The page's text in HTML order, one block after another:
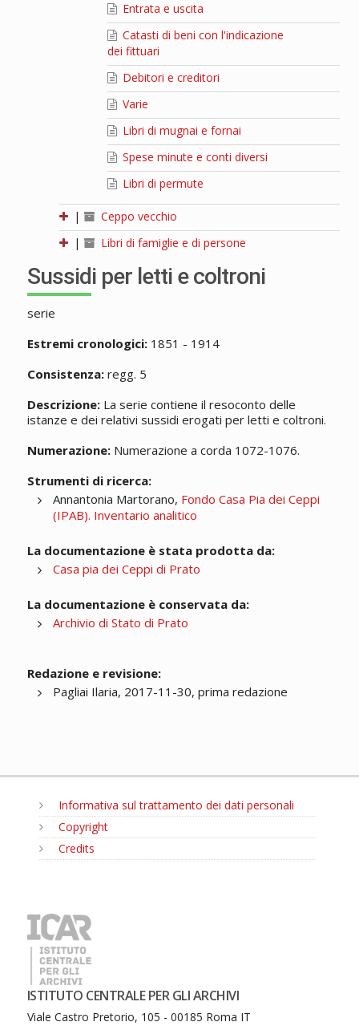
Entrata e uscita
Catasti di beni con l'indicazione
dei fittuari
Debitori e creditori
Varie
Libri di mugnai e fornai
Spese minute e conti diversi
Libri di permute
|
Ceppo vecchio
|
Libri di famiglie e di persone
Sussidi per letti e coltroni
serie
Estremi cronologici:1851 - 1914
Consistenza:regg. 5
Descrizione:La serie contiene il resoconto delle
istanze e dei relativi sussidi erogati per letti e coltroni.
Numerazione:Numerazione a corda 1072-1076.
Strumenti di ricerca:
Annantonia Martorano, Fondo Casa Pia dei Ceppi
(IPAB). Inventario analitico
La documentazione è stata prodotta da:
Casa pia dei Ceppi di Prato
La documentazione è conservata da:
Archivio di Stato di Prato
Redazione e revisione:
Pagliai Ilaria, 2017-11-30, prima redazione
Informativa sul trattamento dei dati personali
Copyright
Credits
ISTITUTO CENTRALE PER GLI ARCHIVI
Viale Castro Pretorio, 105 - 00185 Roma IT